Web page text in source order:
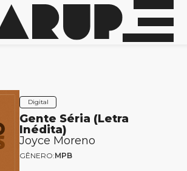
Digital
Gente Séria (Letra
Inédita)
Joyce Moreno
GÊNERO:MPB